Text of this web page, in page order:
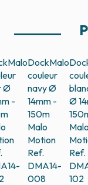
Ø
-
DockMalo
couleur
navy Ø
14mm -
150m
Malo
Motion
Ref.
DMA14-
008
Ø
Malo
Ref.
102